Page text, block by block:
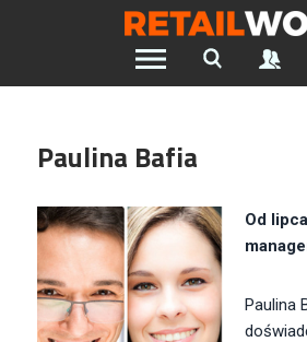
Ecommerce
Szukaj oferty pracy:
Chcesz być na bieżąco z najnowszymi
Załóż konto
Paulina Bafia
Od
Paulina